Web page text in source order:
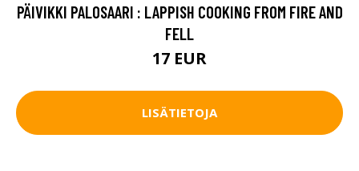
PÄIVIKKI PALOSAARI : LAPPISH COOKING FROM FIRE AND
FELL
17 EUR
LISÄTIETOJA